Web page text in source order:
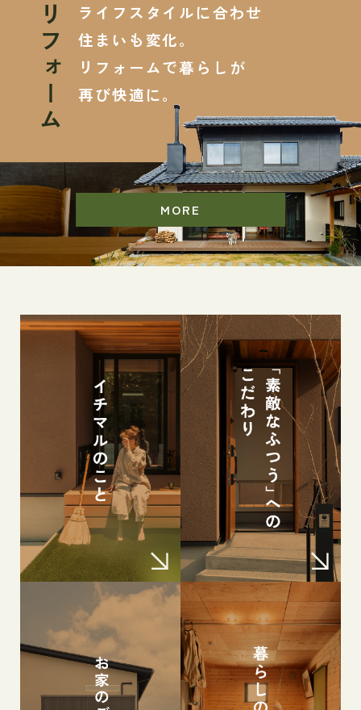
リフォーム
ライフスタイルに合わせ
住まいも変化。
リフォームで暮らしが
再び快適に。
MORE